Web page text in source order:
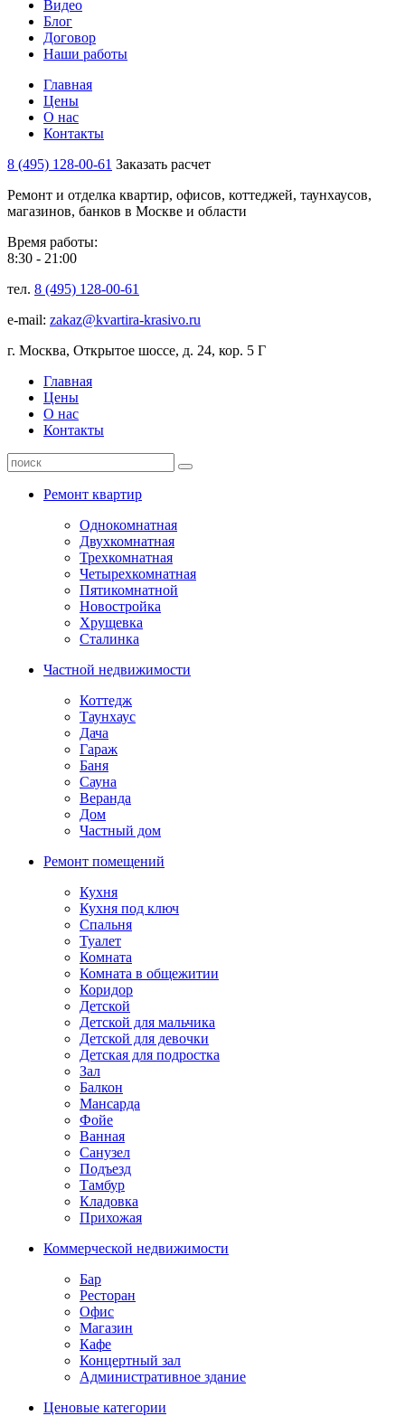
Видео
Блог
Договор
Наши работы
Главная
Цены
О нас
Контакты
8 (495) 128-00-61 Заказать расчет
Ремонт и отделка квартир, офисов, коттеджей, таунхаусов,
магазинов, банков в Москве и области
Время работы:
8:30 - 21:00
тел. 8 (495) 128-00-61
e-mail: zakaz@kvartira-krasivo.ru
г. Москва, Открытое шоссе, д. 24, кор. 5 Г
Главная
Цены
О нас
Контакты
Ремонт квартир
Однокомнатная
Двухкомнатная
Трехкомнатная
Четырехкомнатная
Пятикомнатной
Новостройка
Хрущевка
Сталинка
Частной недвижимости
Коттедж
Таунхаус
Дача
Гараж
Баня
Сауна
Веранда
Дом
Частный дом
Ремонт помещений
Кухня
Кухня под ключ
Спальня
Туалет
Комната
Комната в общежитии
Коридор
Детской
Детской для мальчика
Детской для девочки
Детская для подростка
Зал
Балкон
Мансарда
Фойе
Ванная
Санузел
Подъезд
Тамбур
Кладовка
Прихожая
Коммерческой недвижимости
Бар
Ресторан
Офис
Магазин
Кафе
Концертный зал
Административное здание
Ценовые категории